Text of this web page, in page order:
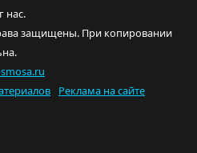
нас.
защищены. При копировании
Реклама на сайте